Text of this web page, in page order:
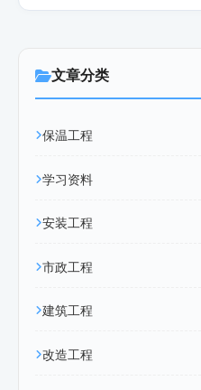
文章分类
保温工程
学习资料
安装工程
市政工程
建筑工程
改造工程